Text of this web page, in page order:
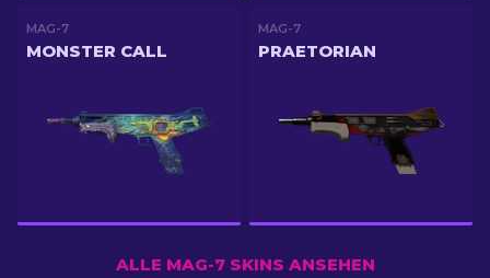
MAG-7
MONSTER CALL
MAG-7
PRAETORIAN
ALLE MAG-7 SKINS ANSEHEN